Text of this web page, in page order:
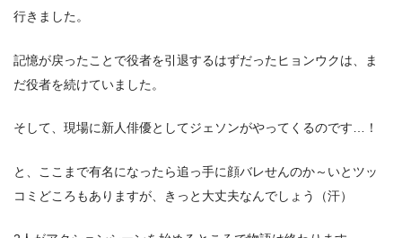
行きました。
記憶が戻ったことで役者を引退するはずだったヒョンウクは、ま
だ役者を続けていました。
そして、現場に新人俳優としてジェソンがやってくるのです…！
と、ここまで有名になったら追っ手に顔バレせんのか～いとツッ
コミどころもありますが、きっと大丈夫なんでしょう（汗）